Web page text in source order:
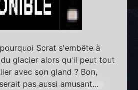
Scrat s'embête à
glacier alors qu'il peut tout
avec son gland ? Bon,
pas aussi amusant...